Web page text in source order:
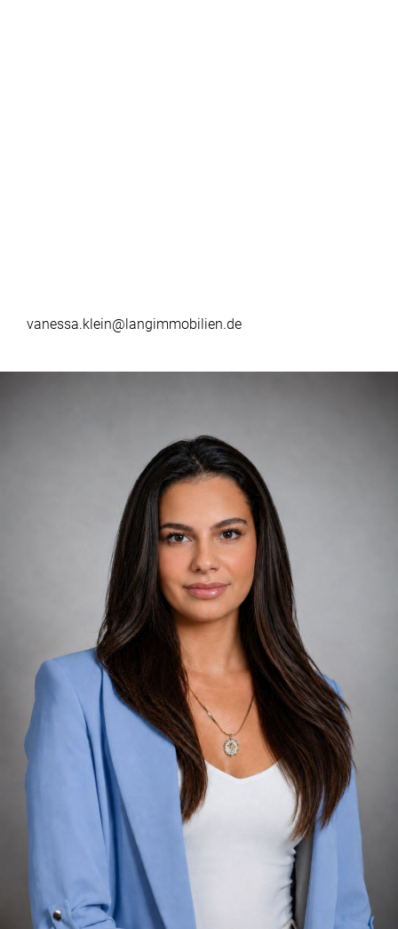
vanessa.klein@langimmobilien.de